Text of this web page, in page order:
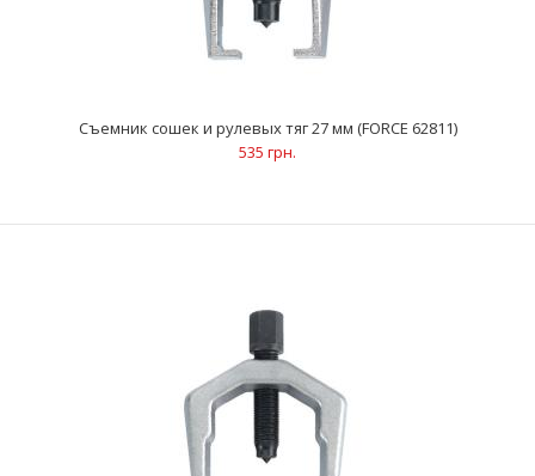
Съемник рулевых тяг 18 мм (FORCE 62817)
524 грн.
Съемник сошек и рулевых тяг 27 мм (FORCE 62811)
535 грн.